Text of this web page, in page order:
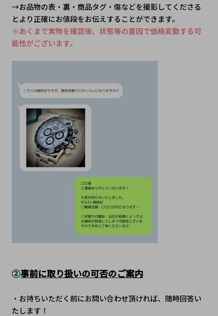
→お品物の表・裏・商品タグ・傷などを撮影してくださる
とより正確にお値段をお伝えすることができます。
※あくまで実物を確認後、状態等の要因で価格変動する可
能性がございます。
②事前に取り扱いの可否のご案内
・お持ちいただく前にお問い合わせ頂ければ、随時回答い
たします！